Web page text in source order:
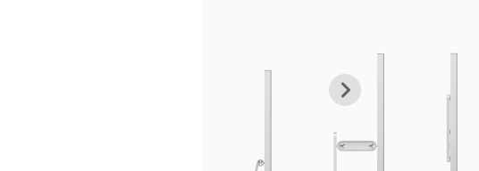
上
张
下
张